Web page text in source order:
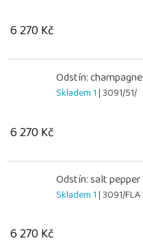
6 270 Kč
Odstín: champagne
Skladem 1| 3091/51/
6 270 Kč
Odstín: salt pepper
Skladem 1| 3091/FLA
6 270 Kč